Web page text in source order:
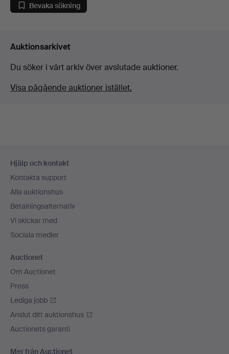
Bevaka sökning
Auktionsarkivet
Du söker i vårt arkiv över avslutade auktioner.
Visa pågående auktioner istället.
Hjälp och kontakt
Kontakta support
Alla auktionshus
Betalningsalternativ
Vi skickar med
Sociala medier
Auctionet
Om Auctionet
Press
Lediga jobb
Anslut ditt auktionshus
Auctionets garanti
Mer från Auctionet